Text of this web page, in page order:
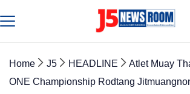
to
Home J5 HEADLINE
Atlet Muay
ONE Championship Rodtang